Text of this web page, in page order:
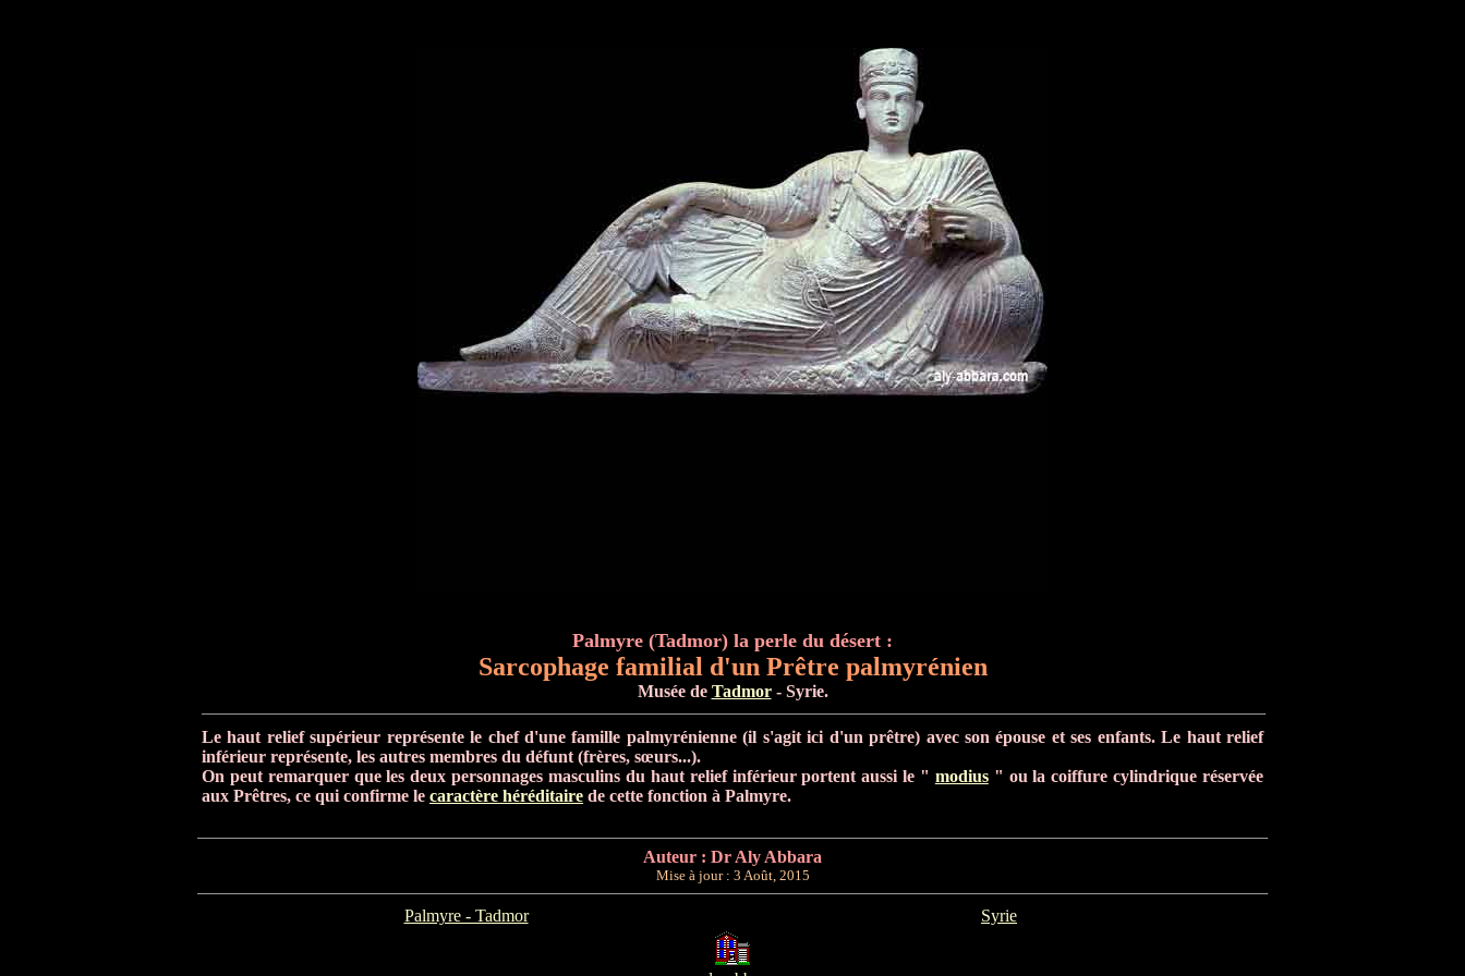
Palmyre (Tadmor) la perle du désert :
Sarcophage familial d'un Prêtre palmyrénien
Musée de Tadmor- Syrie.
Lehaut relief supérieur représente le chef d'une famille palmyrénienne (il s'agit ici d'un prêtre) avec son épouse et ses enfants. Le haut relief
inférieur représente, les autres membres du défunt (frères, sœurs...).
On peut remarquer que les deux personnages masculins du haut relief inférieur portent aussi le " modius" ou la coiffure cylindrique réservée
aux Prêtres, ce qui confirme le caractère héréditaire de cette fonction à Palmyre.
Auteur : Dr Aly Abbara
Mise à jour : 3 Août, 2015
Palmyre - Tadmor Syrie